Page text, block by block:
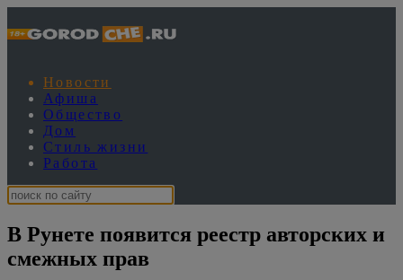
Новости
Афиша
Общество
Дом
Стиль жизни
Работа
В Рунете появится реестр авторских и
смежных прав